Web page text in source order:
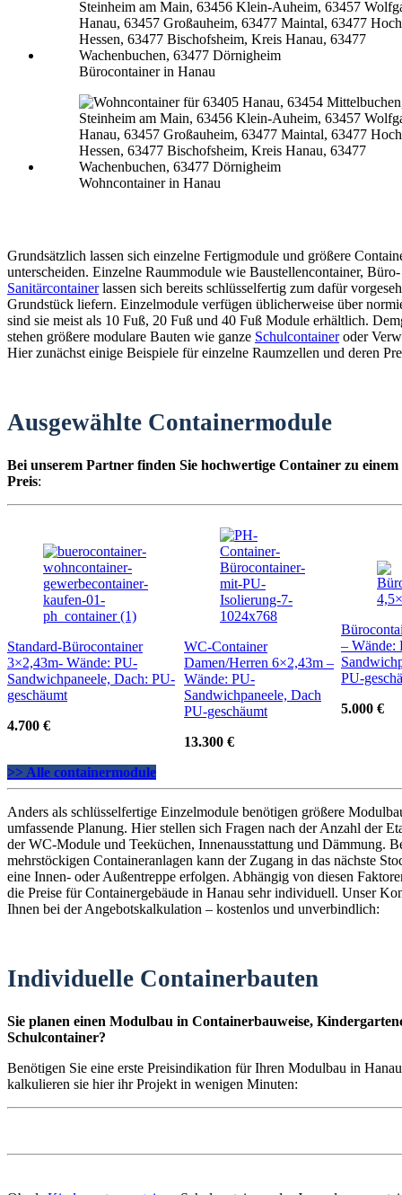
Bürocontainer in Hanau
Wohncontainer in Hanau
Grundsätzlich lassen sich einzelne Fertigmodule und größere
unterscheiden. Einzelne Raummodule wie Baustellencontainer,
Sanitärcontainerlassen sich bereits schlüsselfertig zum dafür
Grundstück liefern. Einzelmodule verfügen üblicherweise über
sind sie meist als 10 Fuß, 20 Fuß und 40 Fuß Module erhältlich.
stehen größere modulare Bauten wie ganze Schulcontaineroder
Hier zunächst einige Beispiele für einzelne Raumzellen und deren
Ausgewählte Containermodule
Bei unserem Partner finden Sie hochwertige Container zu einem
Preis:
Standard-Bürocontainer
3×2,43m- Wände: PU-
Sandwichpaneele, Dach: PU-
geschäumt
4.700 €
WC-Container
Damen/Herren 6×2,43m –
Wände: PU-
Sandwichpaneele, Dach
PU-geschäumt
13.300 €
– Wände:
PU-
5.000 €
>> Alle containermodule
Anders als schlüsselfertige Einzelmodule benötigen größere
umfassende Planung. Hier stellen sich Fragen nach der Anzahl der
der WC-Module und Teeküchen, Innenausstattung und Dämmung.
mehrstöckigen Containeranlagen kann der Zugang in das nächste
eine Innen- oder Außentreppe erfolgen. Abhängig von diesen
die Preise für Containergebäude in Hanau sehr individuell. Unser
Ihnen bei der Angebotskalkulation – kostenlos und unverbindlich:
Individuelle Containerbauten
Sie planen einen Modulbau in Containerbauweise,
Schulcontainer?
Benötigen Sie eine erste Preisindikation für Ihren Modulbau in
kalkulieren sie hier ihr Projekt in wenigen Minuten: